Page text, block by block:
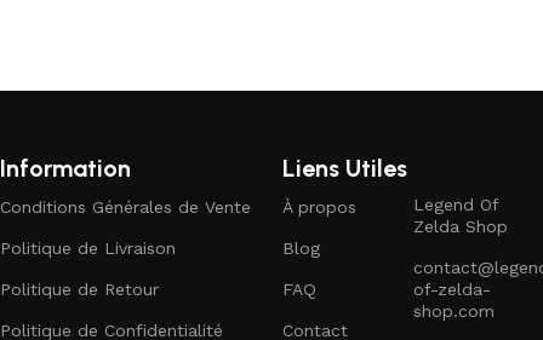
Information
Conditions Générales de Vente
Politique de Livraison
Politique de Retour
Politique de Confidentialité
Liens Utiles
À propos
Blog
FAQ
Contact
Legend Of
Zelda Shop
of-zelda-
shop.com